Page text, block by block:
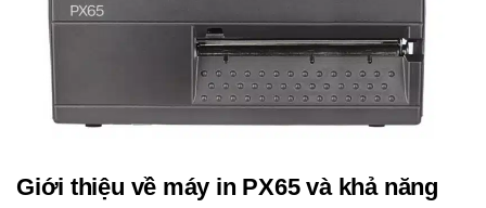
Giới thiệu về máy in PX65 và khả năng